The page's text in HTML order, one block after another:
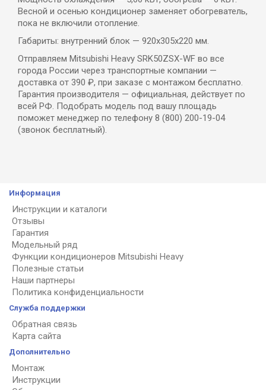
Весной и осенью кондиционер заменяет обогреватель,
пока не включили отопление.
Габариты: внутренний блок — 920x305x220 мм.
Отправляем Mitsubishi Heavy SRK50ZSX-WF во все
города России через транспортные компании —
доставка от 390 ₽, при заказе с монтажом бесплатно.
Гарантия производителя — официальная, действует по
всей РФ. Подобрать модель под вашу площадь
поможет менеджер по телефону 8 (800) 200-19-04
(звонок бесплатный).
Информация
Инструкции и каталоги
Отзывы
Гарантия
Модельный ряд
Функции кондиционеров Mitsubishi Heavy
Полезные статьи
Наши партнеры
Политика конфиденциальности
Служба поддержки
Обратная связь
Карта сайта
Дополнительно
Монтаж
Инструкции